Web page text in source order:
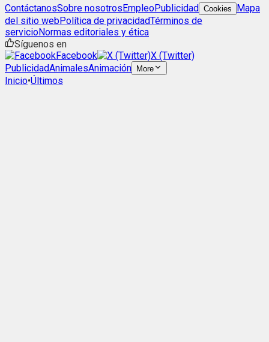
ContáctanosSobre nosotrosEmpleoPublicidad Cookies
Mapa
del sitio webPolítica de privacidadTérminos de
servicioNormas editoriales y ética
Síguenos en
Facebook
X (Twitter)
PublicidadAnimalesAnimación More
Inicio•Últimos